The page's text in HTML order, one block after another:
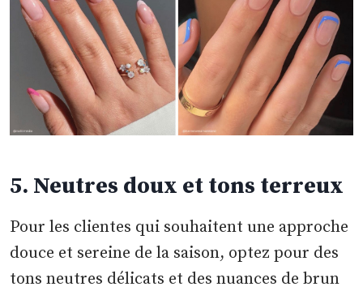
5. Neutres doux et tons terreux
Pour les clientes qui souhaitent une approche
douce et sereine de la saison, optez pour des
tons neutres délicats et des nuances de brun